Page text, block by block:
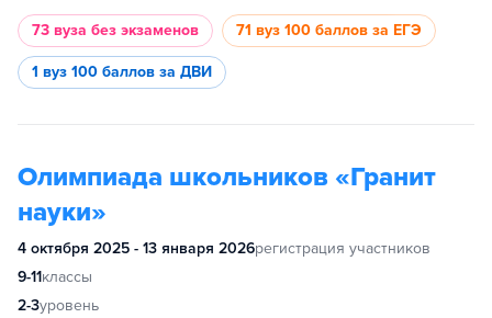
73 вуза без экзаменов 71 вуз 100 баллов за ЕГЭ
1 вуз 100 баллов за ДВИ
Олимпиада школьников «Гранит
науки»
4 октября 2025 - 13 января 2026регистрация участников
9-11классы
2-3уровень